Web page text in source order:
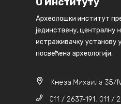
Археолошки институт
јединствену, централну
истраживачку установу у
посвећена археологији.
Кнеза Михаила 35/
011 / 2637-191, 011 /